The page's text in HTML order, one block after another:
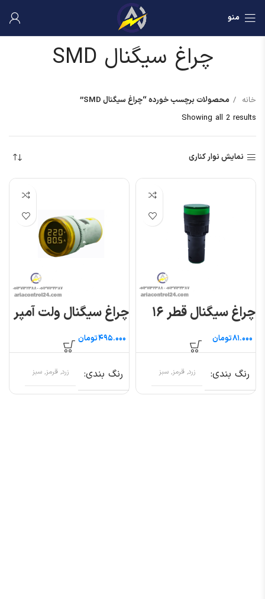
منو
چراغ سیگنال SMD
خانه
محصولات برچسب خورده “چراغ سیگنال SMD”
Showing all 2 results
نمایش نوار کناری
چراغ سیگنال قطر ۱۶
تومان
رنگ بندی زرد, قرمز, سبز
چراغ سیگنال ولت آمپر
تومان
رنگ بندی زرد, قرمز, سبز